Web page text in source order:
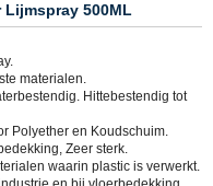
500ML
materialen.
Hittebestendig tot
Polyether en Koudschuim.
Zeer sterk.
waarin plastic is verwerkt.